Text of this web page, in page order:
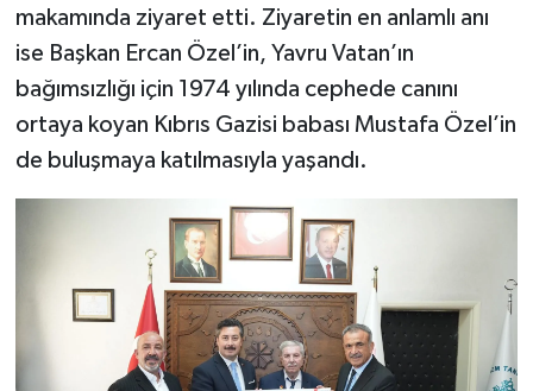
makamında ziyaret etti. Ziyaretin en anlamlı anı
ise Başkan Ercan Özel’in, Yavru Vatan’ın
bağımsızlığı için 1974 yılında cephede canını
ortaya koyan Kıbrıs Gazisi babası Mustafa Özel’in
de buluşmaya katılmasıyla yaşandı.